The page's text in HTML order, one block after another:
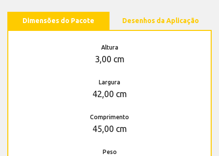
Dimensões do Pacote Desenhos da Aplicação
Altura
3,00 cm
Largura
42,00 cm
Comprimento
45,00 cm
Peso